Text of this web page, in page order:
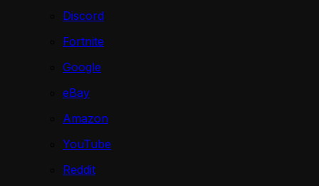
Discord
Fortnite
Google
eBay
Amazon
YouTube
Reddit